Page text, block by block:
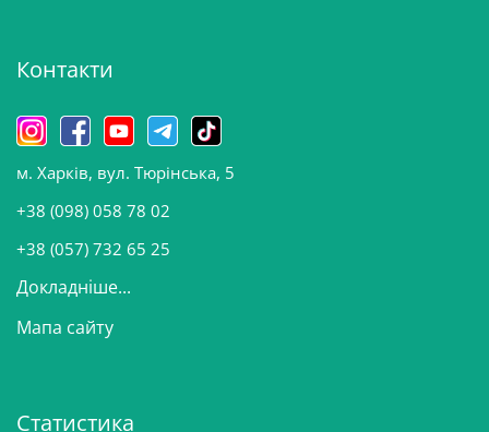
в
н
о
в
и
Контакти
м. Харків, вул. Тюрінська, 5
+38 (098) 058 78 02
+38 (057) 732 65 25
Докладніше...
Мапа сайту
Статистика